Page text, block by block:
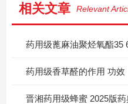
相关文章 Relevant
药用级蓖麻油聚烃氧酯35
药用级香草醛的作用 功效
晋湘药用级蜂蜜 2025版